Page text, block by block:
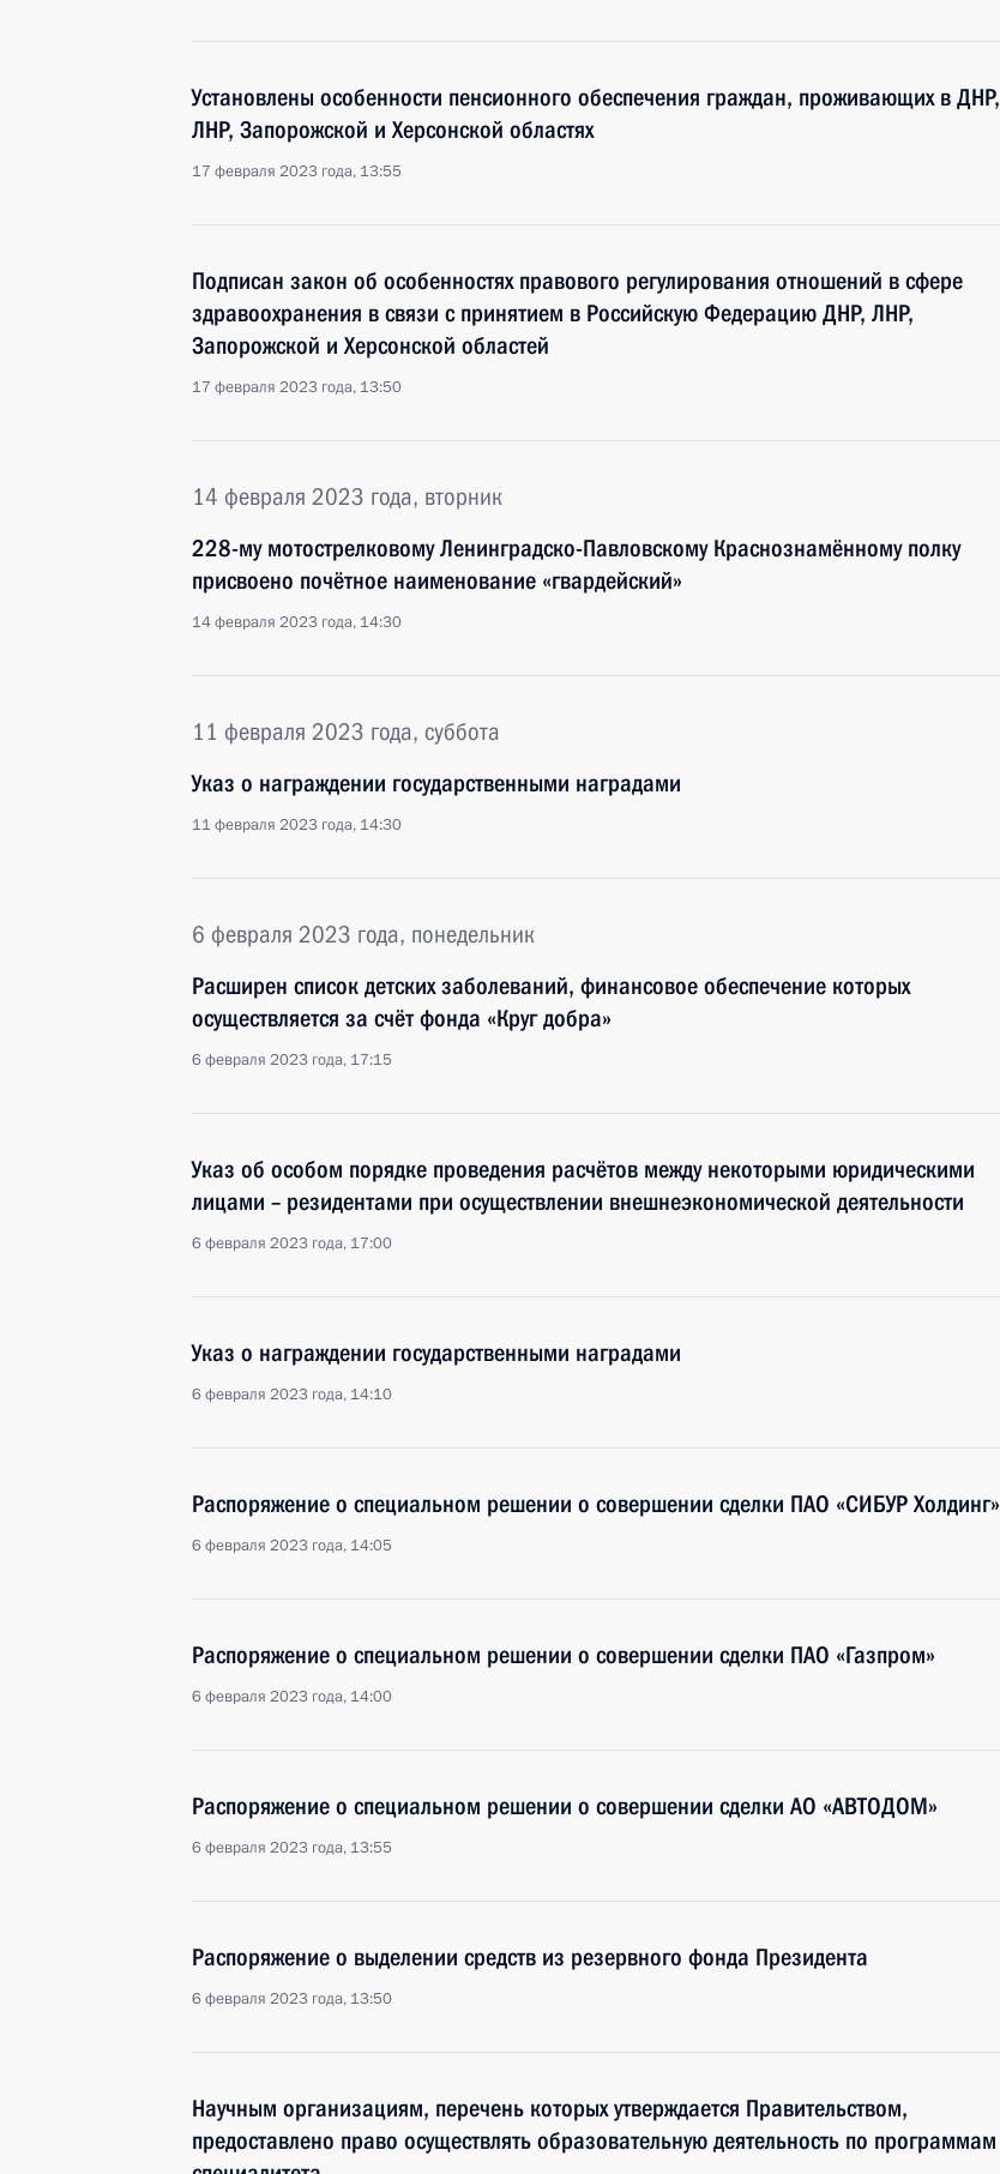
Установлены особенности пенсионного обеспечения граждан, проживающих в ДНР,
ЛНР, Запорожской и Херсонской областях
17 февраля 2023 года, 13:55
Подписан закон об особенностях правового регулирования отношений в сфере
здравоохранения в связи с принятием в Российскую Федерацию ДНР, ЛНР,
Запорожской и Херсонской областей
17 февраля 2023 года, 13:50
14 февраля 2023 года, вторник
228-му мотострелковому Ленинградско-Павловскому Краснознамённому полку
присвоено почётное наименование «гвардейский»
14 февраля 2023 года, 14:30
11 февраля 2023 года, суббота
Указ о награждении государственными наградами
11 февраля 2023 года, 14:30
6 февраля 2023 года, понедельник
Расширен список детских заболеваний, финансовое обеспечение которых
осуществляется за счёт фонда «Круг добра»
6 февраля 2023 года, 17:15
Указ об особом порядке проведения расчётов между некоторыми юридическими
лицами – резидентами при осуществлении внешнеэкономической деятельности
6 февраля 2023 года, 17:00
Указ о награждении государственными наградами
6 февраля 2023 года, 14:10
Распоряжение о специальном решении о совершении сделки ПАО «СИБУР Холдинг»
6 февраля 2023 года, 14:05
Распоряжение о специальном решении о совершении сделки ПАО «Газпром»
6 февраля 2023 года, 14:00
Распоряжение о специальном решении о совершении сделки АО «АВТОДОМ»
6 февраля 2023 года, 13:55
Распоряжение о выделении средств из резервного фонда Президента
6 февраля 2023 года, 13:50
Научным организациям, перечень которых утверждается Правительством,
предоставлено право осуществлять образовательную деятельность по программам